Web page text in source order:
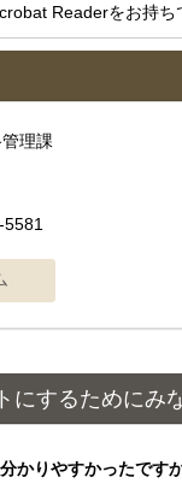
Readerをお持ち
管理課
にするためにみ
かりやすかったです